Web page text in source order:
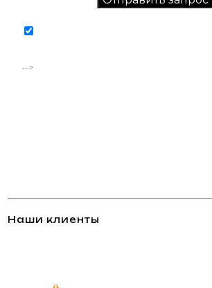
-->
Наши клиенты